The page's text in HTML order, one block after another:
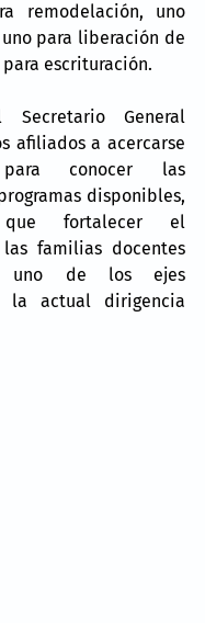
remodelación, uno
para liberación de
escrituración.
Secretario General
afiliados a acercarse
conocer las
disponibles,
fortalecer el
familias docentes
uno de los ejes
la actual dirigencia